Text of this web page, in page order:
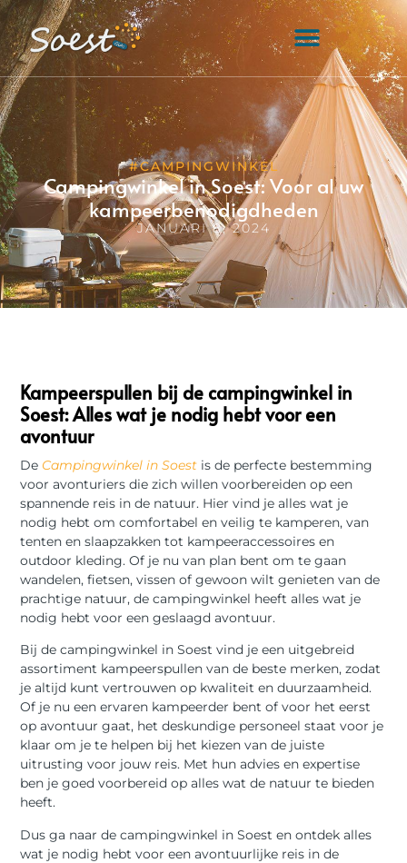
#CAMPINGWINKEL
Campingwinkel in Soest: Voor al uw
kampeerbenodigdheden
JANUARI 8, 2024
Kampeerspullen bij de campingwinkel in
Soest: Alles wat je nodig hebt voor een
avontuur
De Campingwinkel in Soest is de perfecte bestemming
voor avonturiers die zich willen voorbereiden op een
spannende reis in de natuur. Hier vind je alles wat je
nodig hebt om comfortabel en veilig te kamperen, van
tenten en slaapzakken tot kampeeraccessoires en
outdoor kleding. Of je nu van plan bent om te gaan
wandelen, fietsen, vissen of gewoon wilt genieten van de
prachtige natuur, de campingwinkel heeft alles wat je
nodig hebt voor een geslaagd avontuur.
Bij de campingwinkel in Soest vind je een uitgebreid
assortiment kampeerspullen van de beste merken, zodat
je altijd kunt vertrouwen op kwaliteit en duurzaamheid.
Of je nu een ervaren kampeerder bent of voor het eerst
op avontuur gaat, het deskundige personeel staat voor je
klaar om je te helpen bij het kiezen van de juiste
uitrusting voor jouw reis. Met hun advies en expertise
ben je goed voorbereid op alles wat de natuur te bieden
heeft.
Dus ga naar de campingwinkel in Soest en ontdek alles
wat je nodig hebt voor een avontuurlijke reis in de